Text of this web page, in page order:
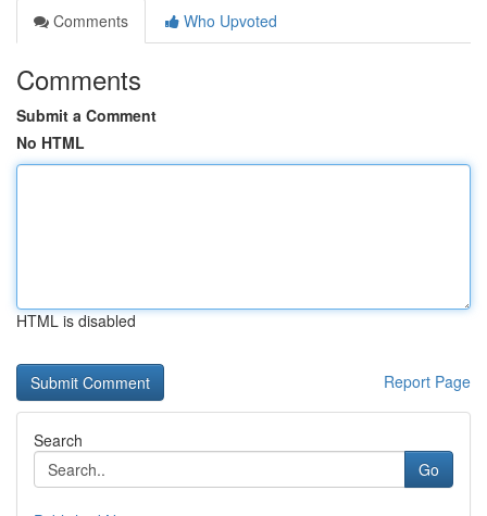
Comments
Who Upvoted
Comments
Submit a Comment
No HTML
HTML is disabled
Report Page
Search
Go